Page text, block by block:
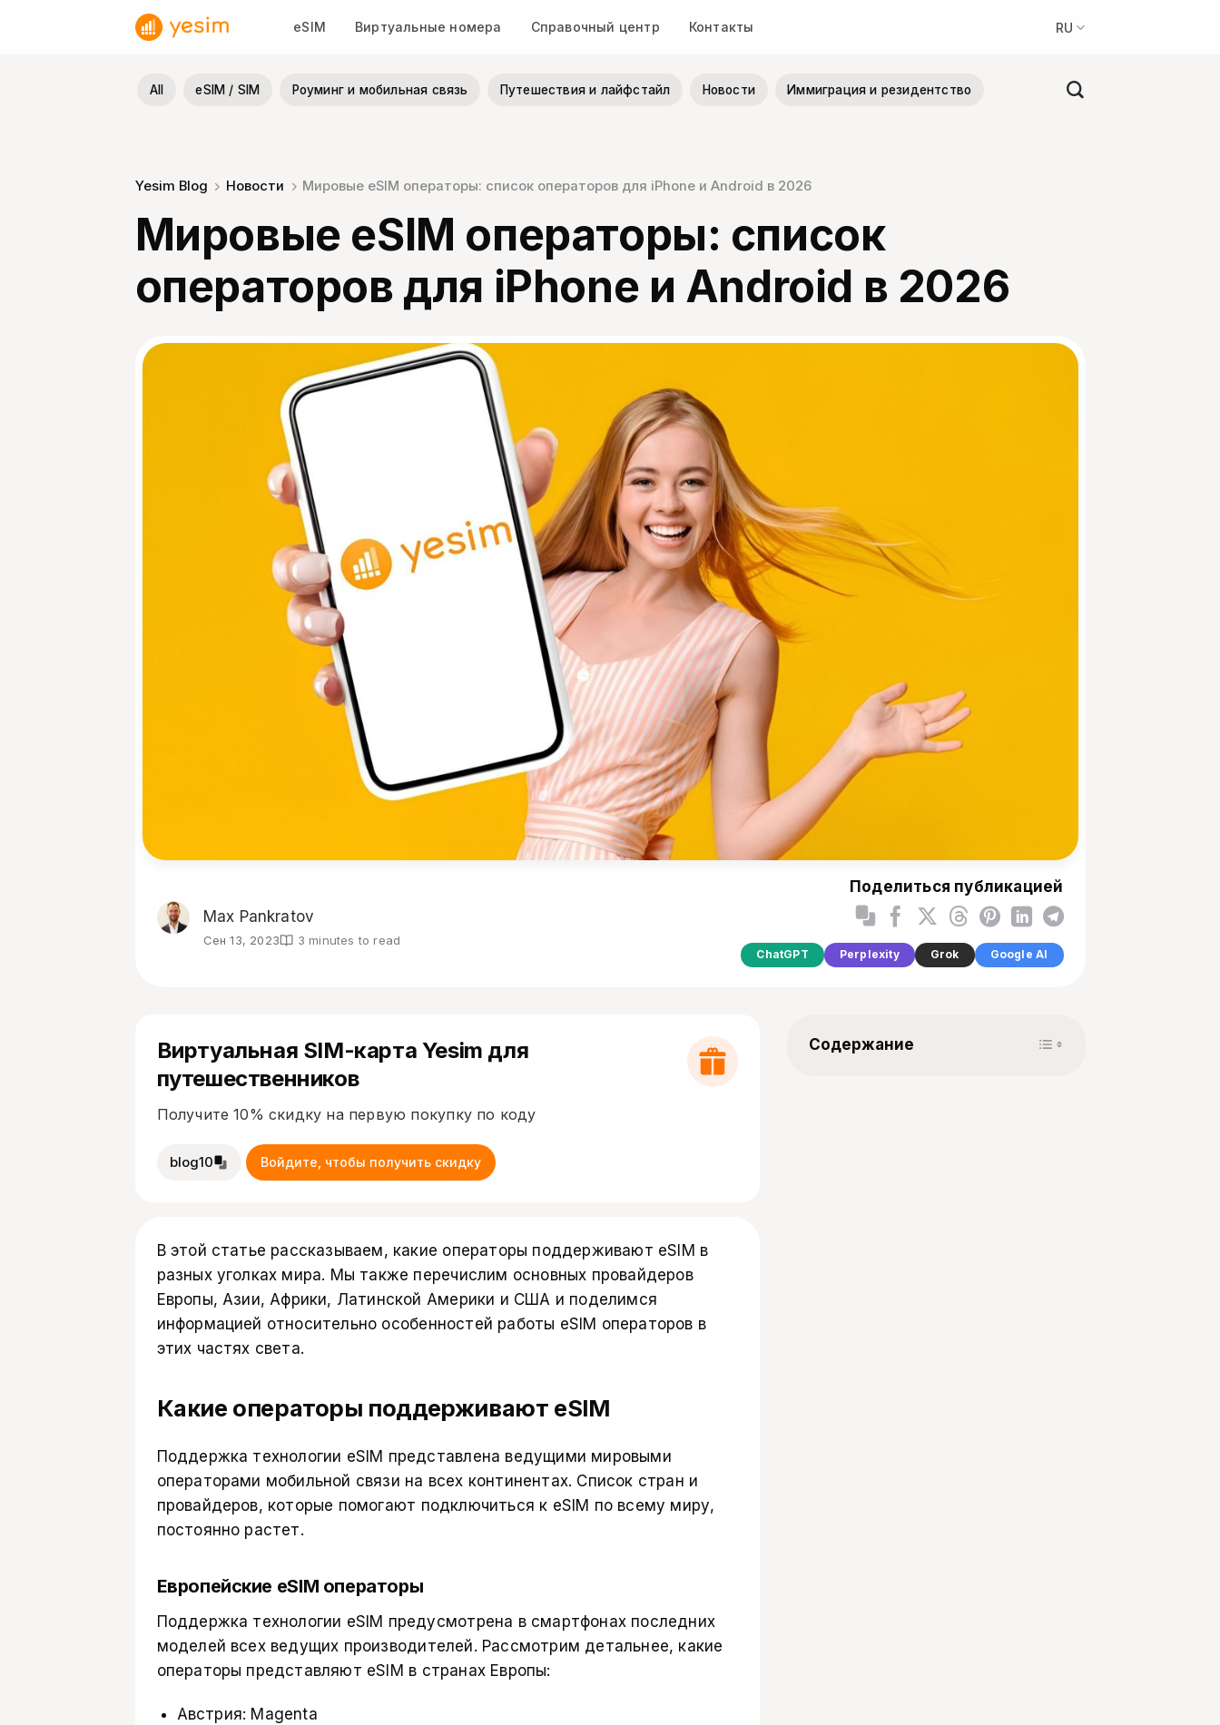
eSIM Виртуальные номера Справочный центр Контакты RU
All eSIM / SIM Роуминг и мобильная связь Путешествия и лайфстайл Новости Иммиграция и резидентство
Yesim Blog Новости Мировые eSIM операторы: список операторов для iPhone и Android в 2026
Мировые eSIM операторы: список
операторов для iPhone и Android в 2026
Max Pankratov
Сен 13, 2023 3 minutes to read
Поделиться публикацией
ChatGPT Perplexity Grok Google AI
Виртуальная SIM-карта Yesim для
путешественников
Получите 10% скидку на первую покупку по коду
blog10 Войдите, чтобы получить скидку
В этой статье рассказываем, какие операторы поддерживают eSIM в
разных уголках мира. Мы также перечислим основных провайдеров
Европы, Азии, Африки, Латинской Америки и США и поделимся
информацией относительно особенностей работы eSIM операторов в
этих частях света.
Какие операторы поддерживают eSIM
Поддержка технологии eSIM представлена ведущими мировыми
операторами мобильной связи на всех континентах. Список стран и
провайдеров, которые помогают подключиться к eSIM по всему миру,
постоянно растет.
Европейские eSIM операторы
Поддержка технологии eSIM предусмотрена в смартфонах последних
моделей всех ведущих производителей. Рассмотрим детальнее, какие
операторы представляют eSIM в странах Европы:
Австрия: Magenta
Содержание Toggle Table of Content